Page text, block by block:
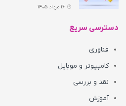
دسترسی سریع
فناوری
کامپیوتر و موبایل
نقد و بررسی
آموزش